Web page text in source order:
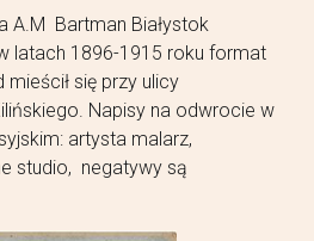
A.M Bartman Białystok
latach 1896-1915 roku format
mieścił się przy ulicy
Napisy na odwrocie w
artysta malarz,
studio, negatywy są